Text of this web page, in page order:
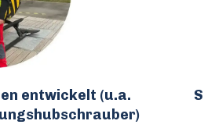
entwickelt (u.a.